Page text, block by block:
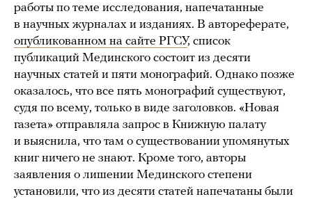
работы по теме исследования, напечатанные
в научных журналах и изданиях. В автореферате,
опубликованном на сайте РГСУ, список
публикаций Мединского состоит из десяти
научных статей и пяти монографий. Однако позже
оказалось, что все пять монографий существуют,
судя по всему, только в виде заголовков. «Новая
газета» отправляла запрос в Книжную палату
и выяснила, что там о существовании упомянутых
книг ничего не знают. Кроме того, авторы
заявления о лишении Мединского степени
установили, что из десяти статей напечатаны были